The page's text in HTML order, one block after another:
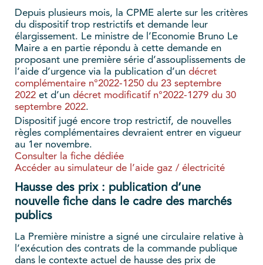
Depuis plusieurs mois, la CPME alerte sur les critères
du dispositif trop restrictifs et demande leur
élargissement. Le ministre de l’Economie Bruno Le
Maire a en partie répondu à cette demande en
proposant une première série d’assouplissements de
l’aide d’urgence via la publication d’un décret
complémentaire n°2022-1250 du 23 septembre
2022 et d’un décret modificatif n°2022-1279 du 30
septembre 2022.
Dispositif jugé encore trop restrictif, de nouvelles
règles complémentaires devraient entrer en vigueur
au 1er novembre.
Consulter la fiche dédiée
Accéder au simulateur de l’aide gaz / électricité
Hausse des prix : publication d’une
nouvelle fiche dans le cadre des marchés
publics
La Première ministre a signé une circulaire relative à
l’exécution des contrats de la commande publique
dans le contexte actuel de hausse des prix de